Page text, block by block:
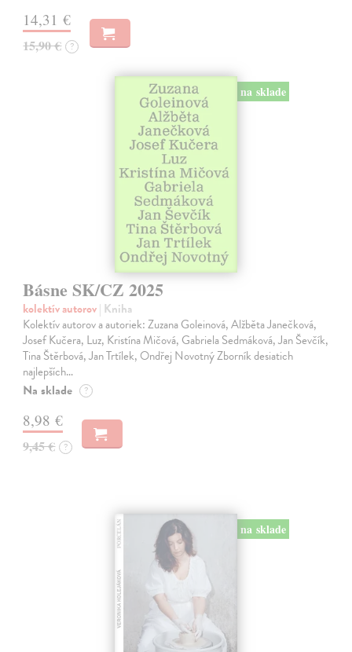
14,31 €
15,90 € ?
na sklade
Básne SK/CZ 2025
kolektív autorov| Kniha
Kolektív autorov a autoriek: Zuzana Goleinová, Alžběta Janečková,
Josef Kučera, Luz, Kristína Mičová, Gabriela Sedmáková, Jan Ševčík,
Tina Štěrbová, Jan Trtílek, Ondřej Novotný Zborník desiatich
najlepších…
Na sklade ?
8,98 €
9,45 € ?
na sklade